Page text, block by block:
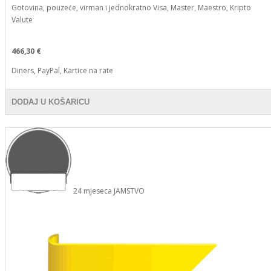
Gotovina, pouzeće, virman i jednokratno Visa, Master, Maestro, Kripto
Valute
466,30 €
Diners, PayPal, Kartice na rate
DODAJ U KOŠARICU
24 mjeseca JAMSTVO